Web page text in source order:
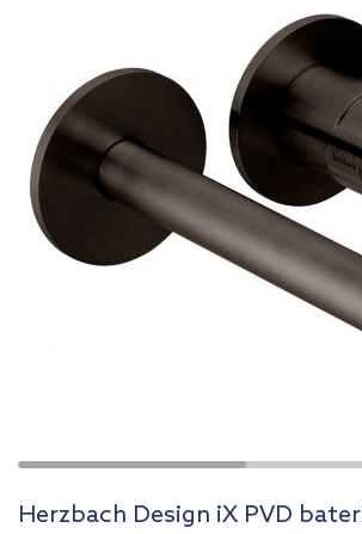
Herzbach Design iX PVD